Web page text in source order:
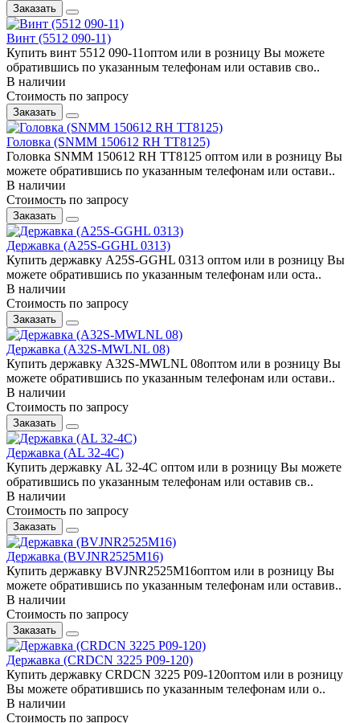
Заказать
Винт (5512 090-11)
Купить винт 5512 090-11оптом или в розницу Вы можете
обратившись по указанным телефонам или оставив сво..
В наличии
Стоимость по запросу
Заказать
Головка (SNMM 150612 RH TT8125)
Головка SNMM 150612 RH TT8125 оптом или в розницу Вы
можете обратившись по указанным телефонам или остави..
В наличии
Стоимость по запросу
Заказать
Державка (A25S-GGHL 0313)
Купить державку A25S-GGHL 0313 оптом или в розницу Вы
можете обратившись по указанным телефонам или оста..
В наличии
Стоимость по запросу
Заказать
Державка (A32S-MWLNL 08)
Купить державку A32S-MWLNL 08оптом или в розницу Вы
можете обратившись по указанным телефонам или остави..
В наличии
Стоимость по запросу
Заказать
Державка (AL 32-4C)
Купить державку AL 32-4C оптом или в розницу Вы можете
обратившись по указанным телефонам или оставив св..
В наличии
Стоимость по запросу
Заказать
Державка (BVJNR2525M16)
Купить державку BVJNR2525M16оптом или в розницу Вы
можете обратившись по указанным телефонам или оставив..
В наличии
Стоимость по запросу
Заказать
Державка (CRDCN 3225 P09-120)
Купить державку CRDCN 3225 P09-120оптом или в розницу
Вы можете обратившись по указанным телефонам или о..
В наличии
Стоимость по запросу